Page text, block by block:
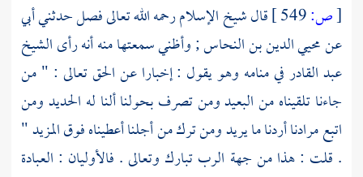
[ص:
قال شيخ الإسلام رحمه الله تعالى فصل حدثني أبي
عنمحيي الدين بن النحاس; وأظني سمعتها منه أنه رأى الشيخ
عبد القادرفي منامه وهو يقول : إخبارا عن الحق تعالى : " من
جاءنا تلقيناه من البعيد ومن تصرف بحولنا ألنا له الحديد ومن
اتبع مرادنا أردنا ما يريد ومن ترك من أجلنا أعطيناه فوق المزيد "
. قلت : هذا من جهة الرب تبارك وتعالى . فالأوليان : العبادة